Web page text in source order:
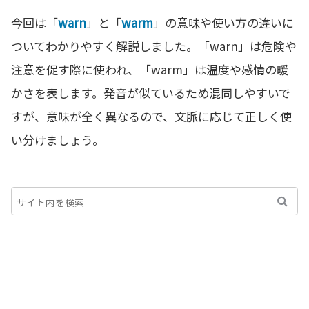
今回は「warn」と「warm」の意味や使い方の違いに
ついてわかりやすく解説しました。「warn」は危険や
注意を促す際に使われ、「warm」は温度や感情の暖
かさを表します。発音が似ているため混同しやすいで
すが、意味が全く異なるので、文脈に応じて正しく使
い分けましょう。